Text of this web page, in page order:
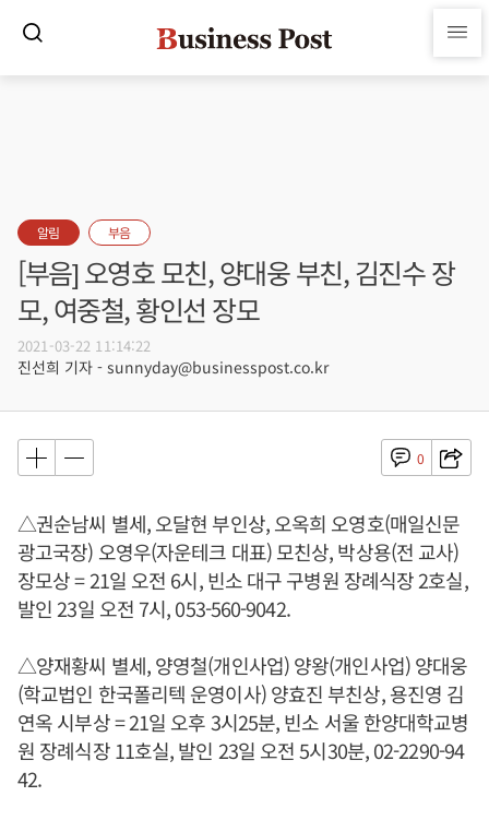
알림 부음
[부음] 오영호 모친, 양대웅 부친, 김진수 장
모, 여중철, 황인선 장모
2021-03-22 11:14:22
진선희 기자 - sunnyday@businesspost.co.kr
0
△권순남씨 별세, 오달현 부인상, 오옥희 오영호(매일신문
광고국장) 오영우(자운테크 대표) 모친상, 박상용(전 교사)
장모상 = 21일 오전 6시, 빈소 대구 구병원 장례식장 2호실,
발인 23일 오전 7시, 053-560-9042.
△양재황씨 별세, 양영철(개인사업) 양왕(개인사업) 양대웅
(학교법인 한국폴리텍 운영이사) 양효진 부친상, 용진영 김
연옥 시부상 = 21일 오후 3시25분, 빈소 서울 한양대학교병
원 장례식장 11호실, 발인 23일 오전 5시30분, 02-2290-94
42.